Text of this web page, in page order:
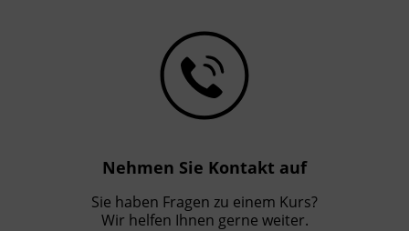
Nehmen Sie Kontakt auf
Sie haben Fragen zu einem Kurs?
Wir helfen Ihnen gerne weiter.